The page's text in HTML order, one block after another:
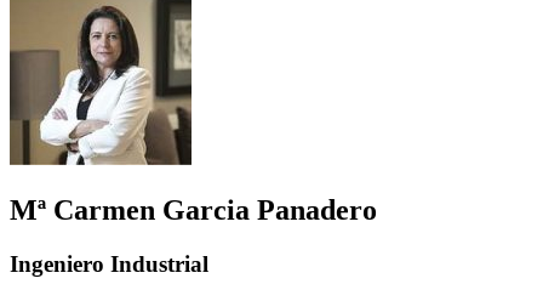
Mª Carmen Garcia Panadero
Ingeniero Industrial